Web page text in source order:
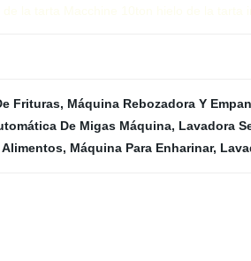
Frituras, Máquina Rebozadora Y
De Migas Máquina, Lavadora
Alimentos, Máquina Para Enharinar,